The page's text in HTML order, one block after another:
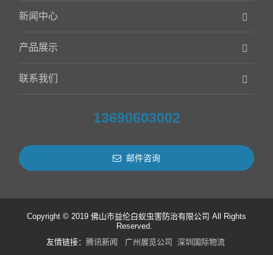
新闻中心
产品展示
联系我们
13690603002
邮件咨询
Copyright © 2019 佛山市益伦白蚁虫害防治有限公司 All Rights
Reserved.
友情链接： 腾讯新闻 广州展览公司 深圳国际物流